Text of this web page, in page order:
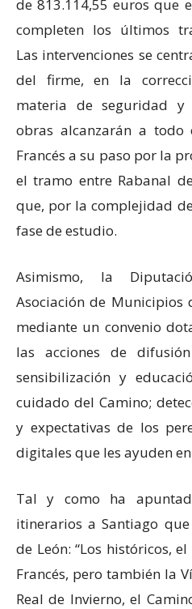
de 813.114,55 euros que
completen los últimos
Las intervenciones se
del firme, en la
materia de seguridad y
obras alcanzarán a todo
Francés a su paso por la
el tramo entre Rabanal
que, por la complejidad
fase de estudio.
Asimismo, la
Asociación de Municipios
mediante un convenio
las acciones de
sensibilización y
cuidado del Camino;
y expectativas de los
digitales que les ayuden
Tal y como ha
itinerarios a Santiago
de León: “Los históricos,
Francés, pero también la
Real de Invierno, el